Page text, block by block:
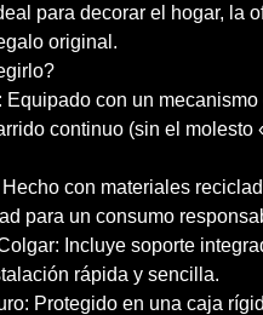
para decorar el hogar, la
original.
Equipado con un mecanismo
continuo (sin el molesto
con materiales
para un consumo
Incluye soporte
rápida y sencilla.
Protegido en una caja